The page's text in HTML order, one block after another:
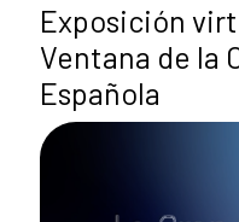
Exposición
Ventana de la
Española